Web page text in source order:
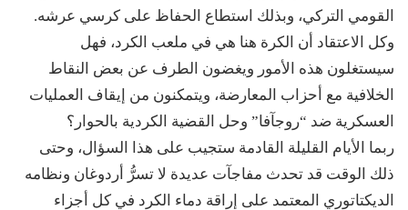
القومي التركي، وبذلك استطاع الحفاظ على كرسي عرشه.
وكل الاعتقاد أن الكرة هنا هي في ملعب الكرد، فهل
سيستغلون هذه الأمور ويغضون الطرف عن بعض النقاط
الخلافية مع أحزاب المعارضة، ويتمكنون من إيقاف العمليات
العسكرية ضد “روجآفا” وحل القضية الكردية بالحوار؟
ربما الأيام القليلة القادمة ستجيب على هذا السؤال، وحتى
ذلك الوقت قد تحدث مفاجآت عديدة لا تسرُّ أردوغان ونظامه
الديكتاتوري المعتمد على إراقة دماء الكرد في كل أجزاء